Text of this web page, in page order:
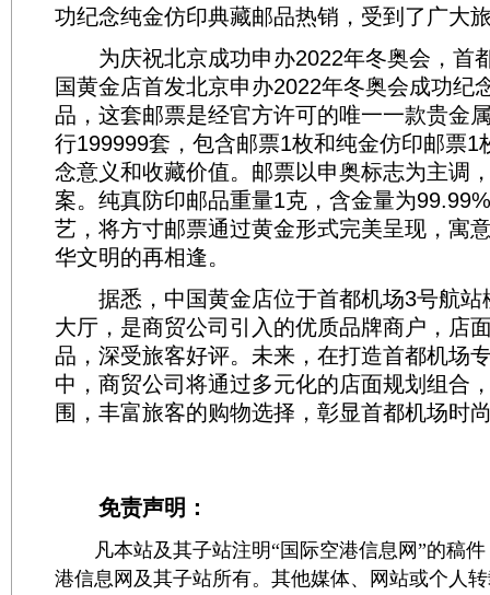
功纪念纯金仿印典藏邮品热销，受到了广大
为庆祝北京成功申办2022年冬奥会，首
国黄金店首发北京申办2022年冬奥会成功纪
品，这套邮票是经官方许可的唯一一款贵金
行199999套，包含邮票1枚和纯金仿印邮票1
念意义和收藏价值。邮票以申奥标志为主调
案。纯真防印邮品重量1克，含金量为
艺，将方寸邮票通过黄金形式完美呈现，寓
华文明的再相逢。
据悉，中国黄金店位于首都机场3号航站
大厅，是商贸公司引入的优质品牌商户，店
品，深受旅客好评。未来，在打造首都机场
中，商贸公司将通过多元化的店面规划组合
围，丰富旅客的购物选择，彰显首都机场时
免责声明：
凡本站及其子站注明“国际空港信息网”的稿件
港信息网及其子站所有。其他媒体、网站或个人